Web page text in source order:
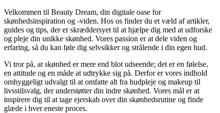
Velkommen til Beauty Dream, din digitale oase for
skønhedsinspiration og -viden. Hos os finder du et væld af artikler,
guides og tips, der er skræddersyet til at hjælpe dig med at udforske
og pleje din unikke skønhed. Vores passion er at dele viden og
erfaring, så du kan føle dig selvsikker og strålende i din egen hud.
Vi tror på, at skønhed er mere end blot udseende; det er en følelse,
en attitude og en måde at udtrykke sig på. Derfor er vores indhold
omhyggeligt udvalgt til at omfatte alt fra hudpleje og makeup til
livsstilsvalg, der understøtter din indre skønhed. Vores mål er at
inspirere dig til at tage ejerskab over din skønhedsrutine og finde
glæde i hver eneste proces.